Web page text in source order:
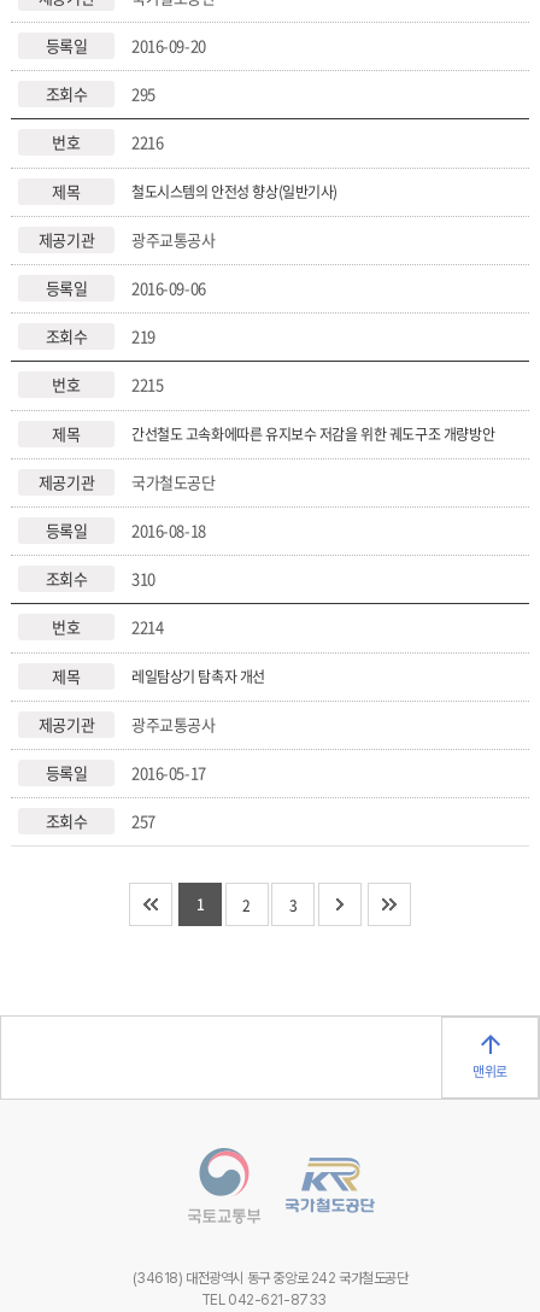
2016-09-20
295
2216
철도시스템의 안전성 향상(일반기사)
광주교통공사
2016-09-06
219
2215
간선철도 고속화에따른 유지보수 저감을 위한 궤도구조 개량방안
국가철도공단
2016-08-18
310
2214
레일탐상기 탐촉자 개선
광주교통공사
2016-05-17
257
1 2 3
맨위로
(34618) 대전광역시 동구 중앙로 242 국가철도공단
TEL 042-621-8733